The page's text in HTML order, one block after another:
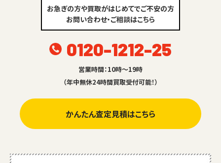
お急ぎの方や買取がはじめてでご不安の方
お問い合わせ・ご相談はこちら
0120-1212-25
営業時間：10時～19時
（年中無休24時間買取受付可能！）
かんたん査定見積はこちら